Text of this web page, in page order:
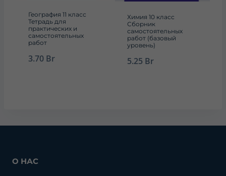
География 11 класс
Тетрадь для
практических и
самостоятельных
работ
3.70 Br
Химия 10 класс
Сборник
самостоятельных
работ (базовый
уровень)
5.25 Br
О НАС